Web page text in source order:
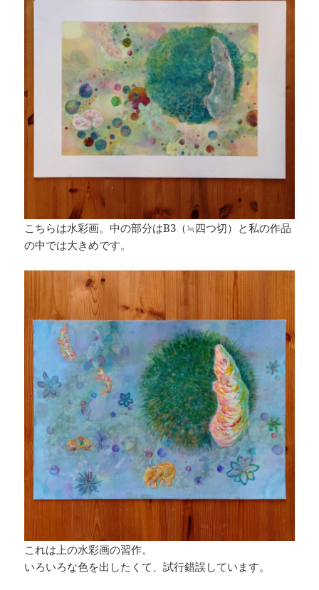
こちらは水彩画。中の部分はB3（≒四つ切）と私の作品
の中では大きめです。
これは上の水彩画の習作。
いろいろな色を出したくて、試行錯誤しています。